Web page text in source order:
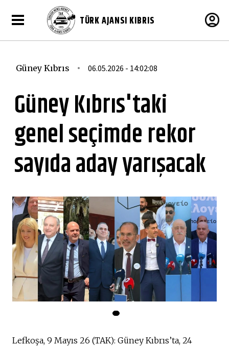
TÜRK AJANSI KIBRIS
Güney Kıbrıs 06.05.2026 - 14:02:08
Güney Kıbrıs'taki
genel seçimde rekor
sayıda aday yarışacak
Lefkoşa, 9 Mayıs 26 (TAK): Güney Kıbrıs’ta, 24